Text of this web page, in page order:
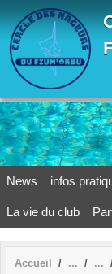
News infos
La vie du club
Accueil
Panneau de